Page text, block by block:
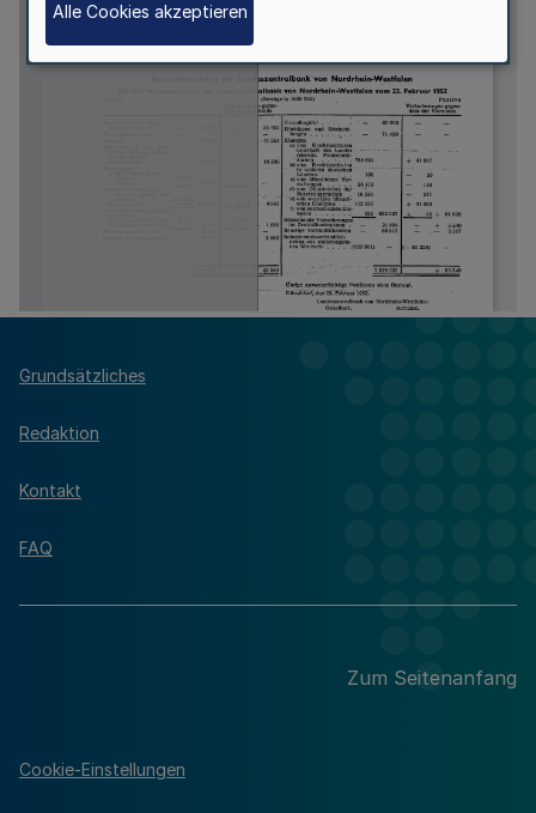
Grundsätzliches
Redaktion
Kontakt
FAQ
Zum Seitenanfang
Cookie-Einstellungen
Alle Cookies akzeptieren